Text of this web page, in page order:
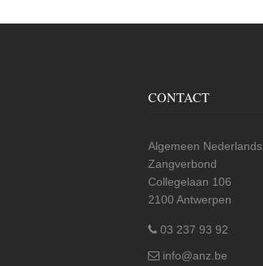
CONTACT
Algemeen Nederlands
Zangverbond
Collegelaan 106
2100 Antwerpen
03 237 93 92
info@anz.be